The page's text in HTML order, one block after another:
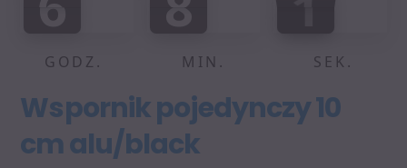
GODZ. MIN. SEK.
Wspornik pojedynczy 10
cm alu/black